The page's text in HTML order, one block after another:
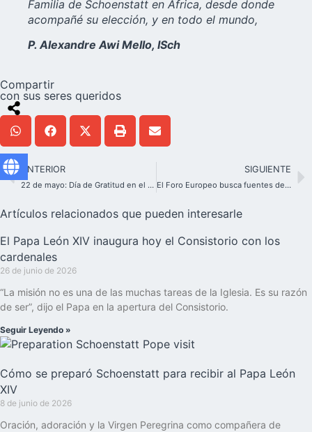
Familia de Schoenstatt en África, desde donde
acompañé su elección, y en todo el mundo,
P. Alexandre Awi Mello, ISch
Compartir
con sus seres queridos
ANTERIOR
22 de mayo: Día de Gratitud en el Santuario Original – ¡Participa!
SIGUIENTE
El Foro Europeo busca fuentes de esperanza para las familias de Schoenstatt
Artículos relacionados que pueden interesarle
El Papa León XIV inaugura hoy el Consistorio con los
cardenales
26 de junio de 2026
“La misión no es una de las muchas tareas de la Iglesia. Es su razón
de ser”, dijo el Papa en la apertura del Consistorio.
Seguir Leyendo »
Cómo se preparó Schoenstatt para recibir al Papa León
XIV
8 de junio de 2026
Oración, adoración y la Virgen Peregrina como compañera de